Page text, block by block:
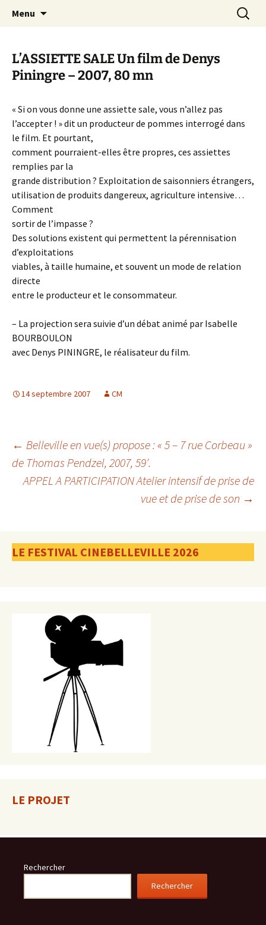
Canal Marches
Menu
L’ASSIETTE SALE Un film de Denys
Piningre – 2007, 80 mn
« Si on vous donne une assiette sale, vous n’allez pas
l’accepter ! » dit un producteur de pommes interrogé dans
le film. Et pourtant,
comment pourraient-elles être propres, ces assiettes
remplies par la
grande distribution ? Exploitation de saisonniers étrangers,
utilisation de produits dangereux, agriculture intensive…
Comment
sortir de l’impasse ?
Des solutions existent qui permettent la pérennisation
d’exploitations
viables, à taille humaine, et souvent un mode de relation
directe
entre le producteur et le consommateur.
– La projection sera suivie d’un débat animé par Isabelle
BOURBOULON
avec Denys PININGRE, le réalisateur du film.
14 septembre 2007 CM
Navigation
des
← Belleville en vue(s) propose : « 5 – 7 rue Corbeau »
de Thomas Pendzel, 2007, 59′.
APPEL A PARTICIPATION Atelier intensif de prise de
vue et de prise de son →
LE FESTIVAL CINEBELLEVILLE 2026
LE PROJET
Rechercher
Rechercher